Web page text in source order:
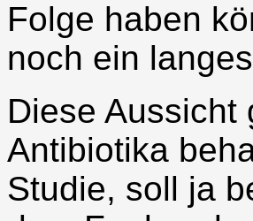
Folge haben
noch ein
Diese
Antibiotika
Studie, soll ja